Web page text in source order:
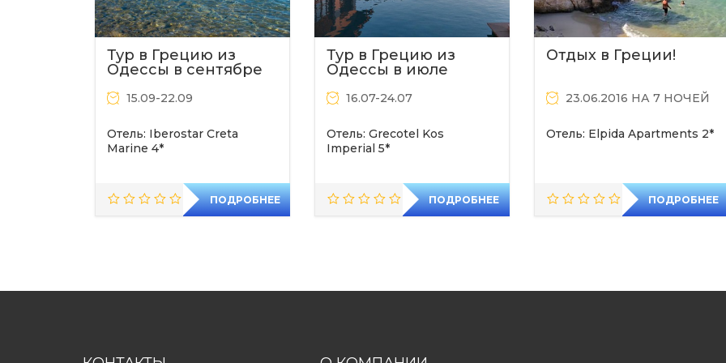
Тур в Грецию из
Одессы в сентябре
15.09-22.09
Отель: Iberostar Creta
Marine 4*
Город вылета : Одесса
ПОДРОБНЕЕ
Тур в Грецию из
Одессы в июле
16.07-24.07
Отель: Grecotel Kos
Imperial 5*
Город вылета : Одесса
ПОДРОБНЕЕ
Отдых в Греции!
23.06.2016 НА 7 НОЧЕЙ
Отель: Elpida Apartments 2*
ПОДРОБНЕЕ